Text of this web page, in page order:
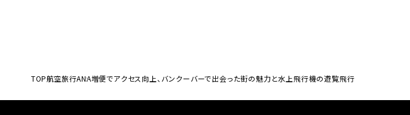
TOP航空旅行ANA増便でアクセス向上、バンクーバーで出会った街の魅力と水上飛行機の遊覧飛行